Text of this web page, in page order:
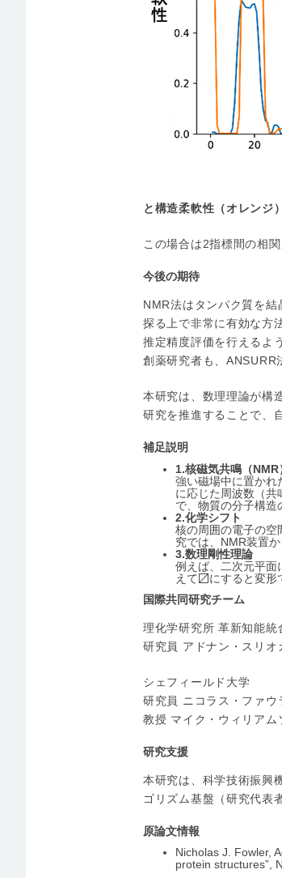
と構造柔軟性（オレンジ
この場合は2指標間の相
今後の期待
NMR法はタンパク質を
探る上で非常に有効な方
推定精度評価を行えるよ
創薬研究者も、ANSURR
本研究は、数理理論が構
研究を推進することで、
補足説明
1.核磁気共鳴（NMR
強い磁場中に置かれ
に応じた周波数（共
で、物質の分子構造
2.化学シフト
核の周囲の電子の空
究では、NMR装置
3.数理剛性理論
例えば、二次元平面
えて〼にすると変形
国際共同研究チーム
理化学研究所 革新知能統
研究員 アドナン・スリオ
シェフィールド大学
研究員 ニコラス・ファ
教授 マイク・ウィリアム
研究支援
本研究は、科学技術振興
ゴリズム基盤（研究代表
原論文情報
Nicholas J. Fowler,
protein structures”,